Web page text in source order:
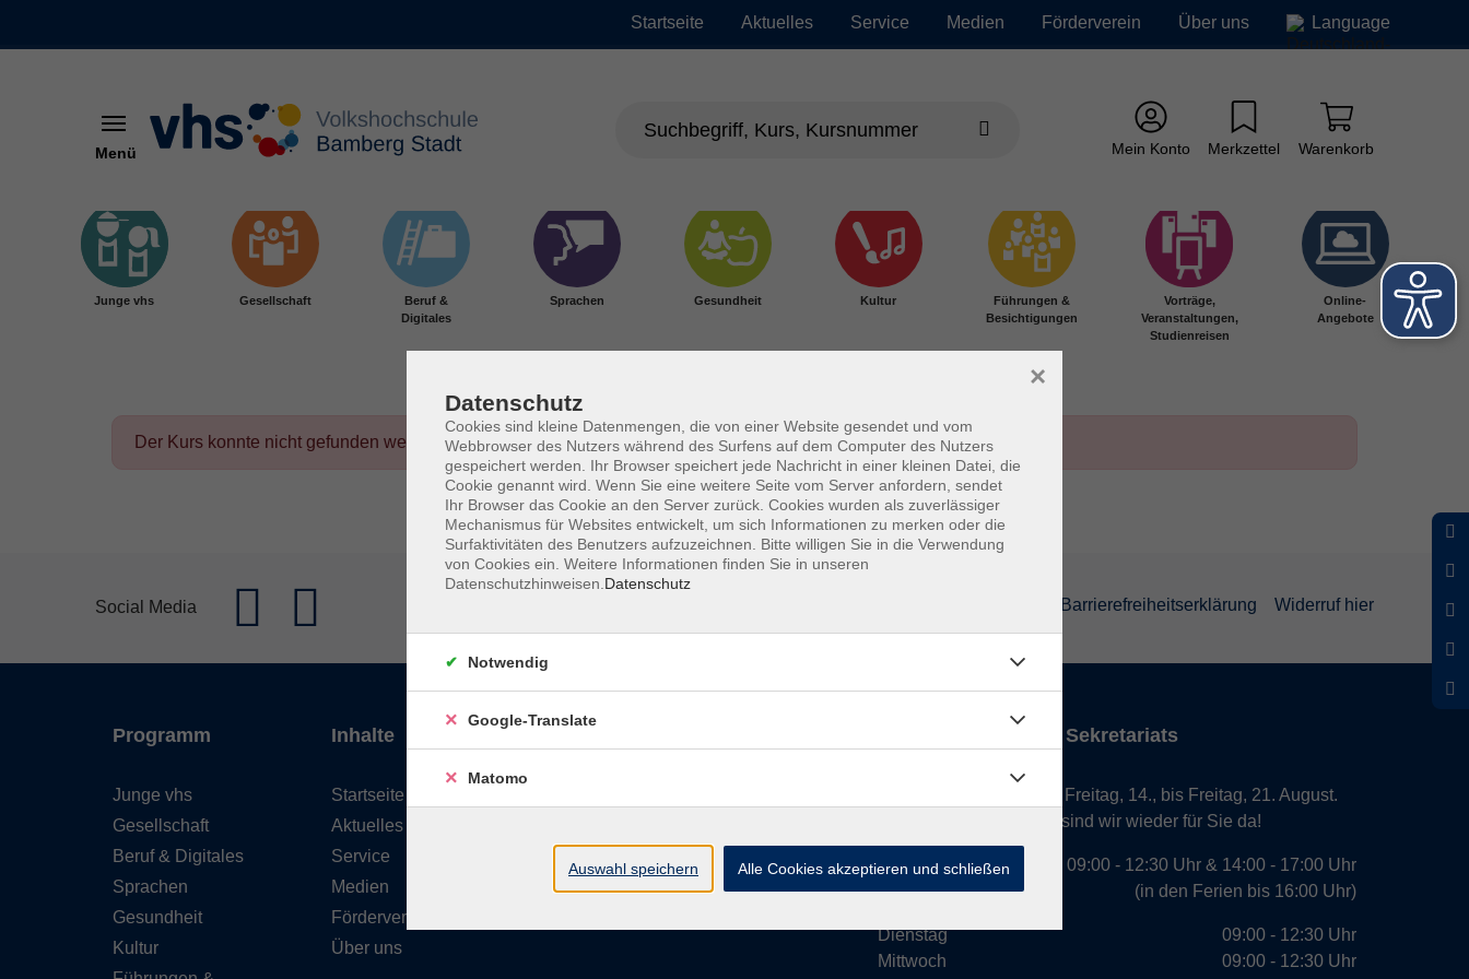
Startseite Aktuelles Service Medien Förderverein Über uns Language
Menü Mein Konto Merkzettel Warenkorb
Junge vhs Gesellschaft
Beruf &
Digitales
Sprachen Gesundheit Kultur
Führungen &
Besichtigungen
Vorträge,
Veranstaltungen,
Studienreisen
Online-
Angebote
Der Kurs konnte nicht gefunden werden.
Social Media Barrierefreiheitserklärung Widerruf hier
Programm
Junge vhs
Gesellschaft
Beruf & Digitales
Sprachen
Gesundheit
Kultur
Inhalte
Startseite
Aktuelles
Service
Medien
Förderverein
Über uns
info@vhs-bamberg.de
Öffnungszeiten des Sekretariats
Wir machen Urlaub von Freitag, 14., bis Freitag, 21. August.
Ab Montag, 24. August, sind wir wieder für Sie da!
Montag
Dienstag
Mittwoch
09:00 - 12:30 Uhr & 14:00 - 17:00 Uhr
(in den Ferien bis 16:00 Uhr)
09:00 - 12:30 Uhr
09:00 - 12:30 Uhr
Datenschutz
Cookies sind kleine Datenmengen, die von einer Website gesendet und vom
Webbrowser des Nutzers während des Surfens auf dem Computer des Nutzers
gespeichert werden. Ihr Browser speichert jede Nachricht in einer kleinen Datei, die
Cookie genannt wird. Wenn Sie eine weitere Seite vom Server anfordern, sendet
Ihr Browser das Cookie an den Server zurück. Cookies wurden als zuverlässiger
Mechanismus für Websites entwickelt, um sich Informationen zu merken oder die
Surfaktivitäten des Benutzers aufzuzeichnen. Bitte willigen Sie in die Verwendung
von Cookies ein. Weitere Informationen finden Sie in unseren
Datenschutzhinweisen. Datenschutz
×
Notwendig
Google-Translate
Matomo
Auswahl speichern Alle Cookies akzeptieren und schließen